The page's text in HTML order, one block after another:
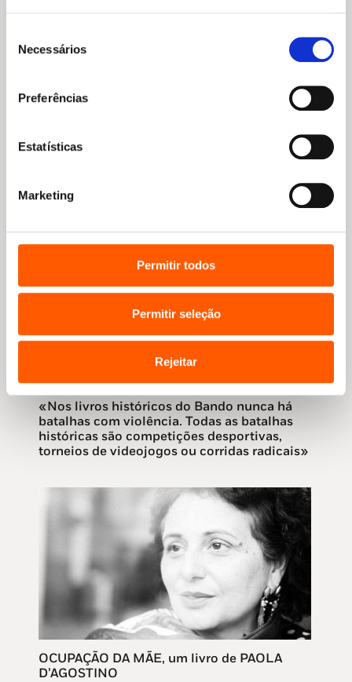
Necessários
Preferências
Estatísticas
Marketing
Permitir todos
Permitir seleção
Rejeitar
Partilhar:
Outros artigos:
«Nos livros históricos do Bando nunca há
batalhas com violência. Todas as batalhas
históricas são competições desportivas,
torneios de videojogos ou corridas radicais»
OCUPAÇÃO DA MÃE, um livro de PAOLA
D’AGOSTINO